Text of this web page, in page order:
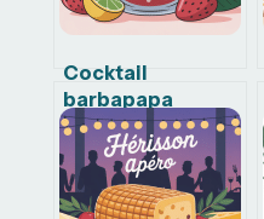
Cocktail
barbapapa
limonade fraise :
la recette
gourmande qui
fait sensation